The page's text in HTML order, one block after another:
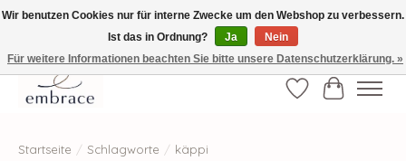
√ Versandkostenfrei ab € 40-, √ Made with Love and Happiness √Exklusiv und
nur hier im Onlineshop √high-quality & long-lasting fashion
Wunschzettel
Ihr
Startseite / Schlagworte / käppi
Wir benutzen Cookies nur für interne Zwecke um den Webshop zu verbessern.
Ist das in Ordnung?
Ja
Nein
Für weitere Informationen beachten Sie bitte unsere Datenschutzerklärung. »